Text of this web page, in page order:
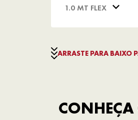
1.0 MT FLEX
ARRASTE PARA BAIXO